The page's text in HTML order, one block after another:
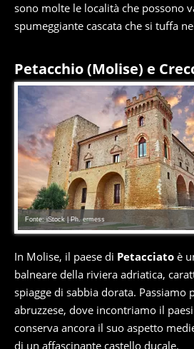
sono molte le località che possono
spumeggiante cascata che si tuffa
Petacchio (Molise) e
Fonte: iStock | Ph. ermess
In Molise, il paese di Petacciato è
balneare della riviera adriatica,
spiagge di sabbia dorata. Passiamo
abruzzese, dove incontriamo il
conserva ancora il suo aspetto
di un affascinante castello ducale.